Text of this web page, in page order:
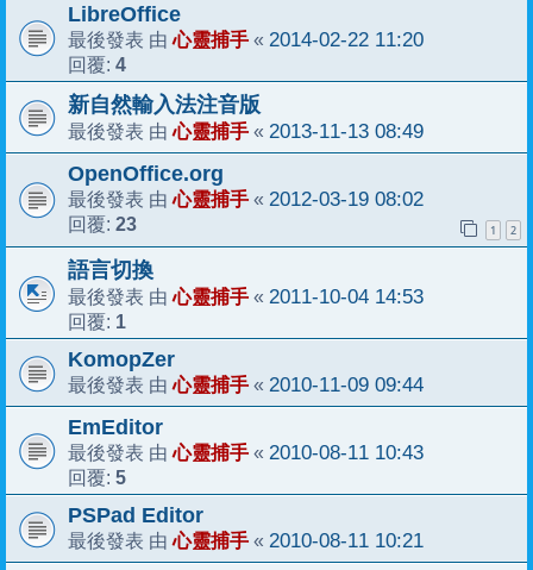
LibreOffice
最後發表 由心靈捕手 « 2014-02-22 11:20
回覆: 4
新自然輸入法注音版
最後發表 由心靈捕手 « 2013-11-13 08:49
OpenOffice.org
最後發表 由心靈捕手 « 2012-03-19 08:02
回覆: 23 1 2
語言切換
最後發表 由心靈捕手 « 2011-10-04 14:53
回覆: 1
KomopZer
最後發表 由心靈捕手 « 2010-11-09 09:44
EmEditor
最後發表 由心靈捕手 « 2010-08-11 10:43
回覆: 5
PSPad Editor
最後發表 由心靈捕手 « 2010-08-11 10:21